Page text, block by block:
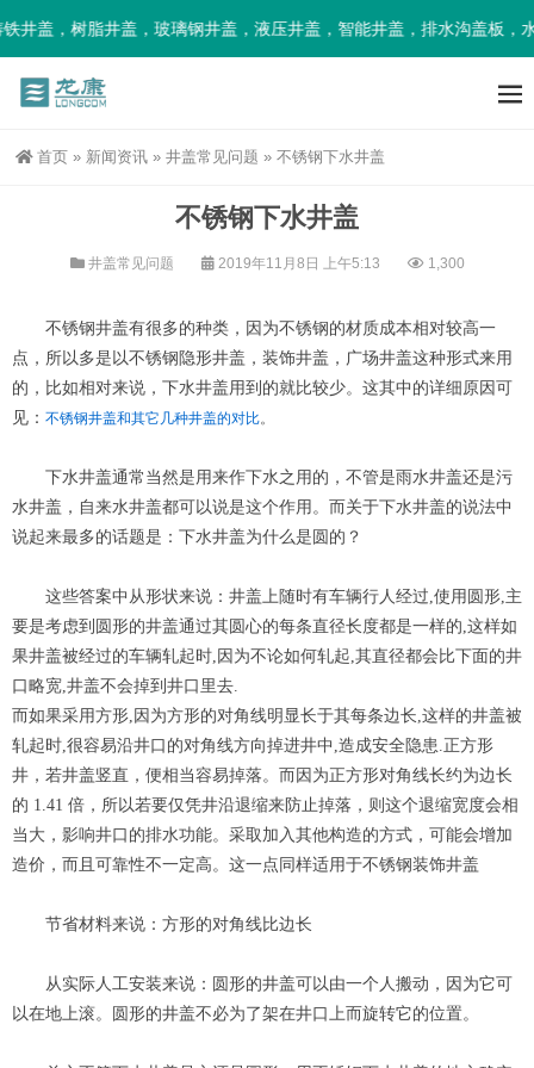
盖，树脂井盖，玻璃钢井盖，液压井盖，智能井盖，排水沟盖板，
首页 » 新闻资讯 » 井盖常见问题 » 不锈钢下水井盖
不锈钢下水井盖
井盖常见问题 2019年11月8日 上午5:13 1,300
不锈钢井盖有很多的种类，因为不锈钢的材质成本相对较高一
点，所以多是以不锈钢隐形井盖，装饰井盖，广场井盖这种形式来用
的，比如相对来说，下水井盖用到的就比较少。这其中的详细原因可
见： 不锈钢井盖和其它几种井盖的对比。
下水井盖通常当然是用来作下水之用的，不管是雨水井盖还是污
水井盖，自来水井盖都可以说是这个作用。而关于下水井盖的说法中
说起来最多的话题是：下水井盖为什么是圆的？
这些答案中从形状来说：井盖上随时有车辆行人经过,使用圆形,主
要是考虑到圆形的井盖通过其圆心的每条直径长度都是一样的,这样如
果井盖被经过的车辆轧起时,因为不论如何轧起,其直径都会比下面的井
口略宽,井盖不会掉到井口里去.
而如果采用方形,因为方形的对角线明显长于其每条边长,这样的井盖被
轧起时,很容易沿井口的对角线方向掉进井中,造成安全隐患.正方形
井，若井盖竖直，便相当容易掉落。而因为正方形对角线长约为边长
的 1.41 倍，所以若要仅凭井沿退缩来防止掉落，则这个退缩宽度会相
当大，影响井口的排水功能。采取加入其他构造的方式，可能会增加
造价，而且可靠性不一定高。这一点同样适用于不锈钢装饰井盖
节省材料来说：方形的对角线比边长
从实际人工安装来说：圆形的井盖可以由一个人搬动，因为它可
以在地上滚。圆形的井盖不必为了架在井口上而旋转它的位置。